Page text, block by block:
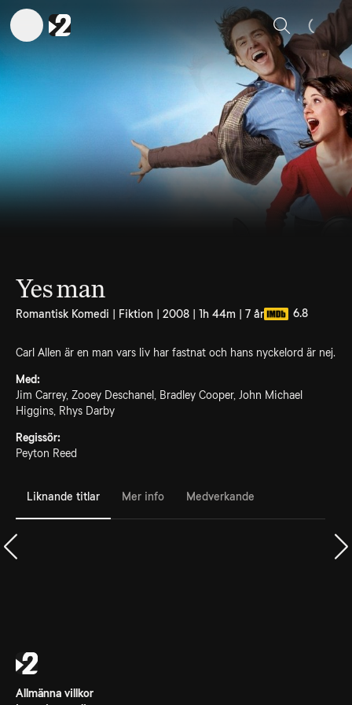
Sök
Yes man
Romantisk Komedi | Fiktion | 2008 | 1h 44m | 7 år 6.8
Carl Allen är en man vars liv har fastnat och hans nyckelord är nej.
Med:
Jim Carrey, Zooey Deschanel, Bradley Cooper, John Michael
Higgins, Rhys Darby
Regissör:
Peyton Reed
Liknande titlar Mer info Medverkande
Allmänna villkor